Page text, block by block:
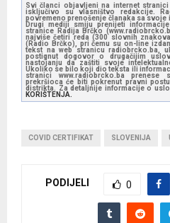
Svi članci objavljeni na internet stranici
isključivo su vlasništvo redakcije.
povremeno prenošenje članaka sa svoje
Drugi mediji smiju prenijeti
stranice Radija Brčko
najviše četiri reda (300 slovnih
(Radio Brčko), pri čemu su on-line
tekst na web stranicu radiobrcko.ba,
postignut dogovor o drugačijim
nastojanju da zaštiti svoje
Ukoliko se bilo koji dio teksta ili
stranici www.radiobrcko.ba
prekršioca će biti pokrenut pravni
distrikta. Za detaljnije informacije o
KORIŠTENJA.
COVID CERTIFIKAT SLOVENIJA
PODIJELI 0